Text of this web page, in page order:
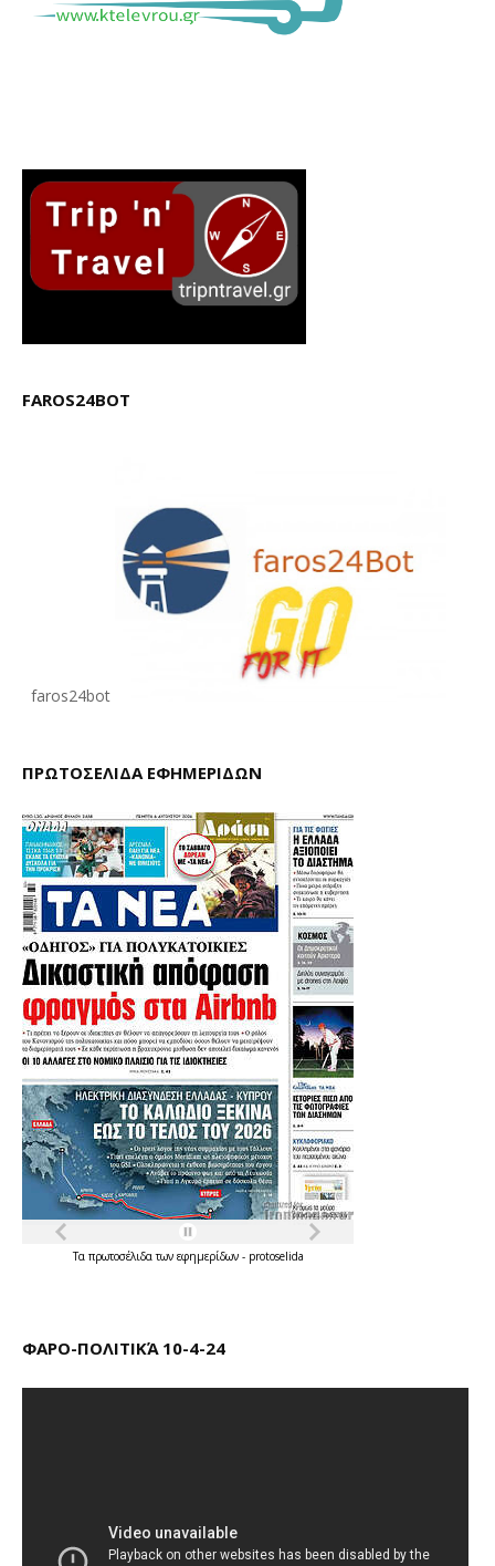
FAROS24BOT
faros24bot
ΠΡΩΤΟΣΕΛΙΔΑ ΕΦΗΜΕΡΙΔΩΝ
Τα πρωτοσέλιδατων εφημερίδων - protoselida
ΦΑΡΟ-ΠΟΛΙΤΙΚΆ 10-4-24